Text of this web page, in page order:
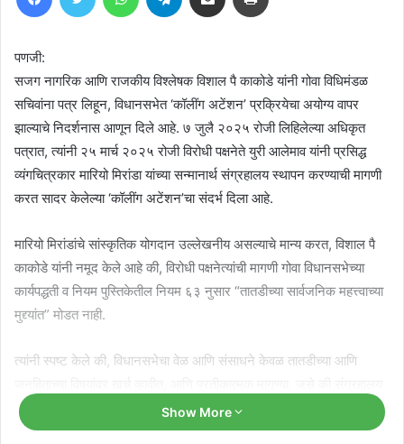
पणजी:
सजग नागरिक आणि राजकीय विश्लेषक विशाल पै काकोडे यांनी गोवा विधिमंडळ
सचिवांना पत्र लिहून, विधानसभेत ‘कॉलींग अटेंशन’ प्रक्रियेचा अयोग्य वापर
झाल्याचे निदर्शनास आणून दिले आहे. ७ जुलै २०२५ रोजी लिहिलेल्या अधिकृत
पत्रात, त्यांनी २५ मार्च २०२५ रोजी विरोधी पक्षनेते युरी आलेमाव यांनी प्रसिद्ध
व्यंगचित्रकार मारियो मिरांडा यांच्या सन्मानार्थ संग्रहालय स्थापन करण्याची मागणी
करत सादर केलेल्या ‘कॉलींग अटेंशन’चा संदर्भ दिला आहे.
मारियो मिरांडांचे सांस्कृतिक योगदान उल्लेखनीय असल्याचे मान्य करत, विशाल पै
काकोडे यांनी नमूद केले आहे की, विरोधी पक्षनेत्यांची मागणी गोवा विधानसभेच्या
कार्यपद्धती व नियम पुस्तिकेतील नियम ६३ नुसार “तातडीच्या सार्वजनिक महत्त्वाच्या
मुद्द्यांत” मोडत नाही.
त्यांनी स्पष्ट केले की, विधानसभेचा वेळ आणि संसाधने केवळ तातडीच्या आणि
स्थापनेची मागणी, या अर्थसंकल्पीय किंवा पुरवणी मागण्यांच्या चर्चेत मांडल्या जाव्यात,
‘कॉलींग अटेंशन’सारख्या तातडीच्या विषयांसाठी असलेल्या प्रक्रियेचा वापर करून
Show More